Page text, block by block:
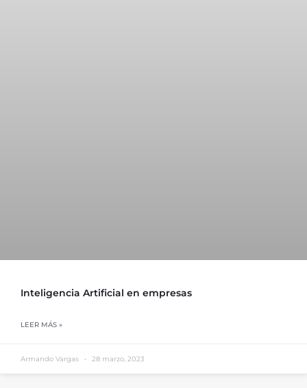
Inteligencia Artificial en empresas
LEER MÁS »
Armando Vargas 28 marzo, 2023